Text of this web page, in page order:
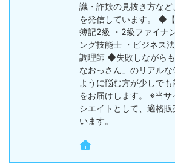
識・詐欺の見抜き方な
を発信しています。 ◆
簿記2級 ・2級ファイナ
ング技能士 ・ビジネス
調理師 ◆失敗しながら
なおっさん」のリアル
ように悩む方が少しで
をお届けします。 ※当
シエイトとして、適格
います。